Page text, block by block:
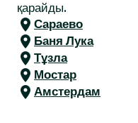
қарайды.
Сараево
Баня Лука
Тұзла
Мостар
Амстердам